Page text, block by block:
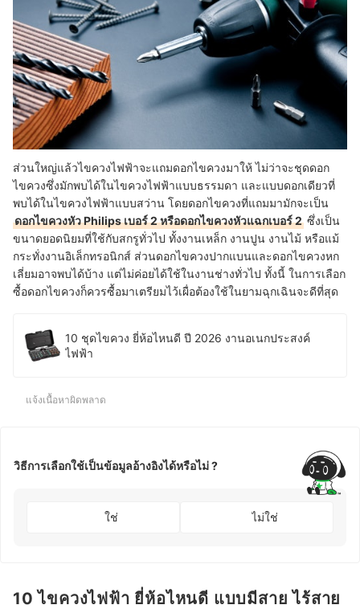
ส่วนใหญ่แล้วไขควงไฟฟ้าจะแถมดอกไขควงมาให้ ไม่ว่าจะชุดดอก
ไขควงซึ่งมักพบได้ในไขควงไฟฟ้าแบบธรรมดา และแบบดอกเดียวที่
พบได้ในไขควงไฟฟ้าแบบสว่าน โดยดอกไขควงที่แถมมามักจะเป็น
ดอกไขควงหัว Philips เบอร์ 2 หรือดอกไขควงหัวแฉกเบอร์ 2 ซึ่งเป็น
ขนาดยอดนิยมที่ใช้กับสกรูทั่วไป ทั้งงานเหล็ก งานปูน งานไม้ หรือแม้
กระทั่งงานอิเล็กทรอนิกส์ ส่วนดอกไขควงปากแบนและดอกไขควงหก
เลี่ยมอาจพบได้บ้าง แต่ไม่ค่อยได้ใช้ในงานช่างทั่วไป ทั้งนี้ ในการเลือก
ซื้อดอกไขควงก็ควรซื้อมาเตรียมไว้เผื่อต้องใช้ในยามฉุกเฉินจะดีที่สุด
10 ชุดไขควง ยี่ห้อไหนดี ปี 2026 งานอเนกประสงค์
ไฟฟ้า
แจ้งเนื้อหาผิดพลาด
วิธีการเลือกใช้เป็นข้อมูลอ้างอิงได้หรือไม่ ?
ใช่ ไม่ใช่
10 ไขควงไฟฟ้า ยี่ห้อไหนดี แบบมีสาย ไร้สาย